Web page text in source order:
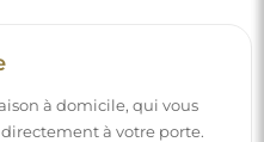
à domicile, qui vous
à votre porte.